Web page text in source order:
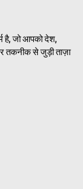
है, जो आपको देश,
तकनीक से जुड़ी ताज़ा